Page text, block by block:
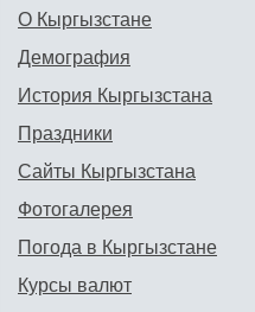
О Кыргызстане
Демография
История Кыргызстана
Праздники
Сайты Кыргызстана
Фотогалерея
Погода в Кыргызстане
Курсы валют